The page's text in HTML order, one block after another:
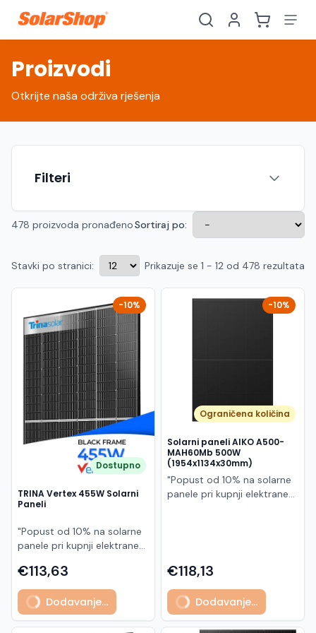
Hrvatski EN
Crnogorski
MK Македонски
Proizvodi
Otkrijte naša održiva rješenja
Filteri
478 proizvoda pronađenoSortiraj po:
Stavki po stranici: Prikazuje se 1 - 12 od 478 rezultata
-10%
Dostupno
TRINA Vertex 455W Solarni
Paneli
"Popust od 10% na solarne
panele pri kupnji elektrane
Model TSM-455NEG9R.28
predstavlja napredni
glass/glass N-type solarni
modul s visokom
učinkovitošću, dugim
€113,63
Dodavanje...
-10%
Ograničena količina
Solarni paneli AIKO A500-
MAH60Mb 500W
(1954x1134x30mm)
"Popust od 10% na solarne
panele pri kupnji elektrane
500 W iz Neostar 2S serije,
baziran na naprednoj N-
type ABC (All Back Contact)
tehnologiji. Ovaj panel je
namijenjen za moderne
€118,13
Dodavanje...